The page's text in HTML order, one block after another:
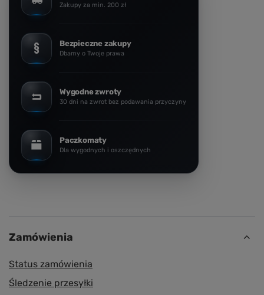
Zakupy za min. 200 zł
Bezpieczne zakupy
Dbamy o Twoje prawa
Wygodne zwroty
30 dni na zwrot bez podawania przyczyny
Paczkomaty
Dla wygodnych i oszczędnych
Zamówienia
Status zamówienia
Śledzenie przesyłki